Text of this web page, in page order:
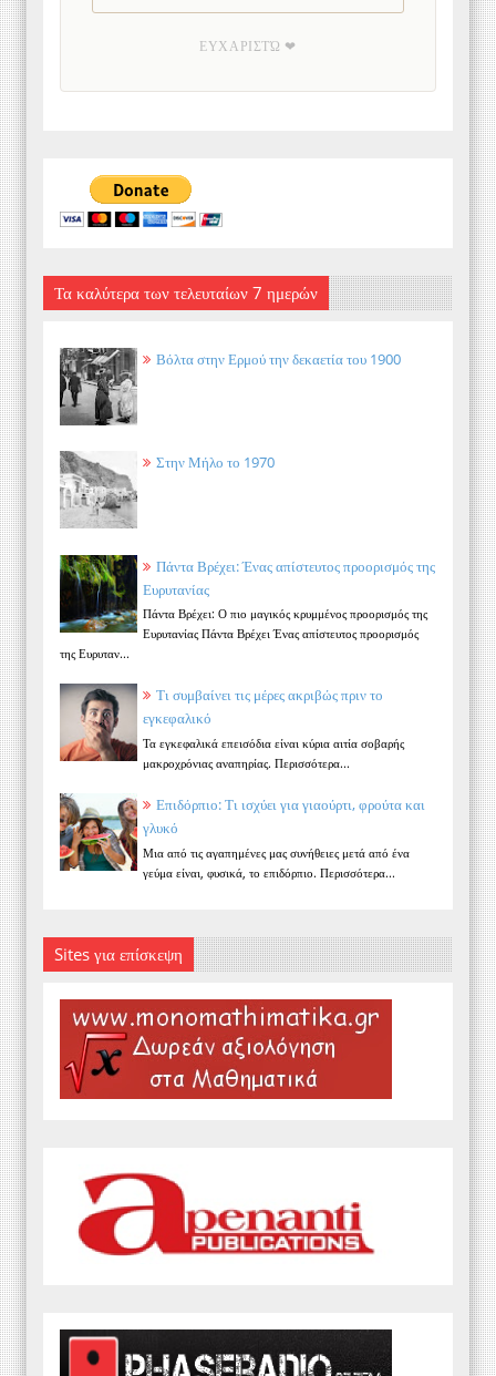
ΕΥΧΑΡΙΣΤΏ ❤
Τα καλύτερα των τελευταίων 7 ημερών
Βόλτα στην Ερμού την δεκαετία του 1900
Στην Μήλο το 1970
Πάντα Βρέχει: Ένας απίστευτος προορισμός της
Ευρυτανίας
Πάντα Βρέχει: Ο πιο μαγικός κρυμμένος προορισμός της
Ευρυτανίας Πάντα Βρέχει Ένας απίστευτος προορισμός
της Ευρυταν...
Τι συμβαίνει τις μέρες ακριβώς πριν το
εγκεφαλικό
Τα εγκεφαλικά επεισόδια είναι κύρια αιτία σοβαρής
μακροχρόνιας αναπηρίας. Περισσότερα...
Επιδόρπιο: Τι ισχύει για γιαούρτι, φρούτα και
γλυκό
Μια από τις αγαπημένες μας συνήθειες μετά από ένα
γεύμα είναι, φυσικά, το επιδόρπιο. Περισσότερα...
Sites για επίσκεψη